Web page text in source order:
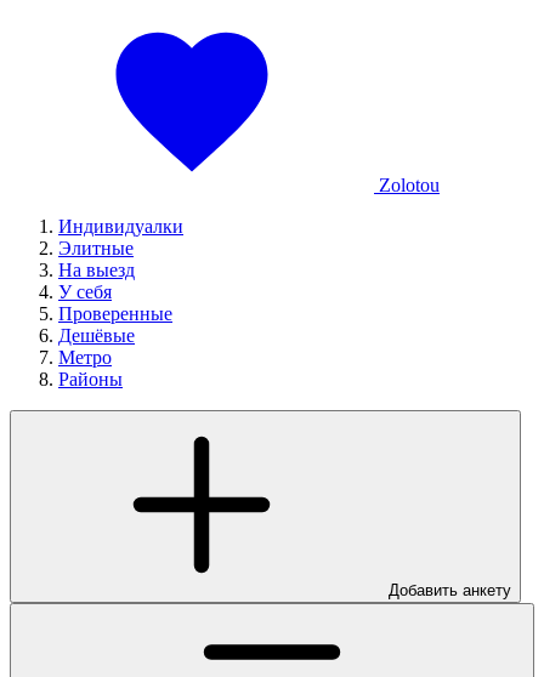
Zolotou
Индивидуалки
Элитные
На выезд
У себя
Проверенные
Дешёвые
Метро
Районы
Добавить анкету